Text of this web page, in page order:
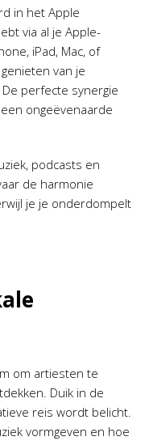
in het Apple
via al je Apple-
iPad, Mac, of
van je
perfecte synergie
ongeëvenaarde
podcasts en
de harmonie
je je onderdompelt
om artiesten te
Duik in de
reis wordt belicht.
vormgeven en hoe